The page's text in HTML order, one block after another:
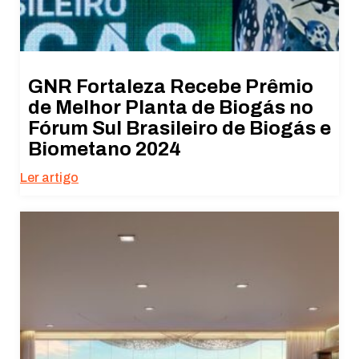
GNR Fortaleza Recebe Prêmio
de Melhor Planta de Biogás no
Fórum Sul Brasileiro de Biogás e
Biometano 2024
Ler artigo
do site.